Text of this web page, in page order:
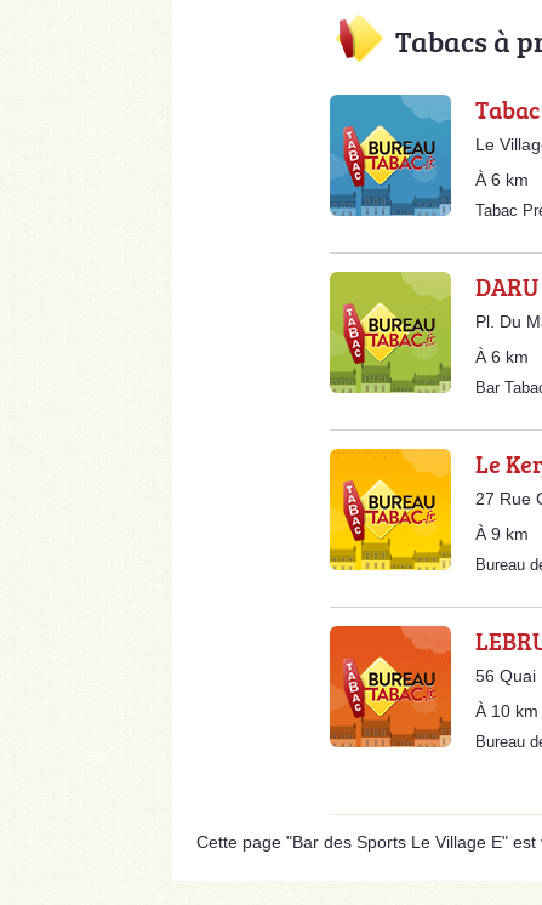
Tabacs à
Le
À 6 km
Tabac
Pl. Du
À 6 km
Bar
Le
27 Rue
À 9 km
Bureau
56 Quai
À 10 km
Bureau
Cette page "Bar des Sports Le Village E"